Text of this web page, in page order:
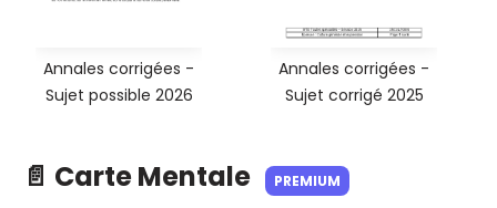
Annales corrigées -
Sujet possible 2026
Annales corrigées -
Sujet corrigé 2025
📄 Carte Mentale PREMIUM